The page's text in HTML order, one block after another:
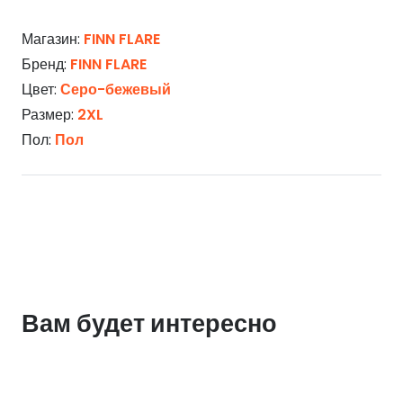
Магазин: FINN FLARE
Бренд: FINN FLARE
Цвет: Серо-бежевый
Размер: 2XL
Пол: Пол
Вам будет интересно